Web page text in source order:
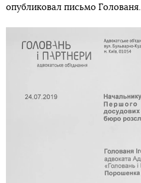
опубликовал письмо Голованя.